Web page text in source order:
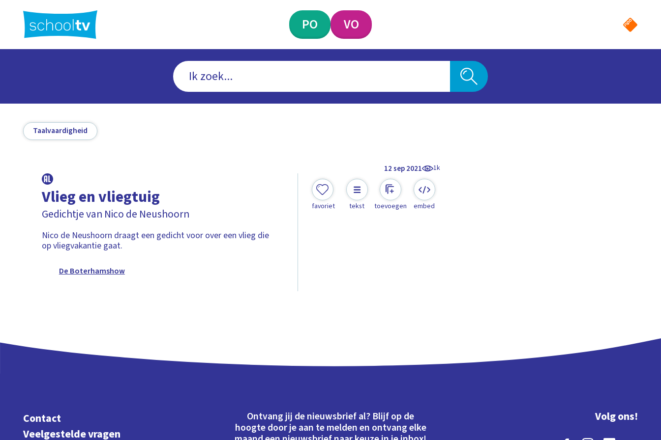
hoofdinhoud
PO VO
Taalvaardigheid
12 sep 2021 1k
Vlieg en vliegtuig
Gedichtje van Nico de Neushoorn
Nico de Neushoorn draagt een gedicht voor over een vlieg die
op vliegvakantie gaat.
De Boterhamshow
favoriet tekst toevoegen embed
Contact
Veelgestelde vragen
Ontvang jij de nieuwsbrief al? Blijf op de
hoogte door je aan te melden en ontvang elke
Volg ons!